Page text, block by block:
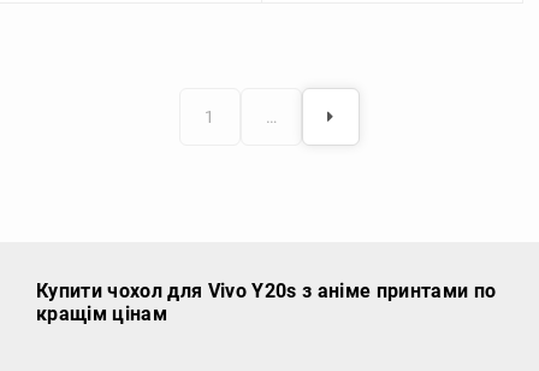
1 …
Купити чохол для Vivo Y20s з аніме принтами по
кращім цінам